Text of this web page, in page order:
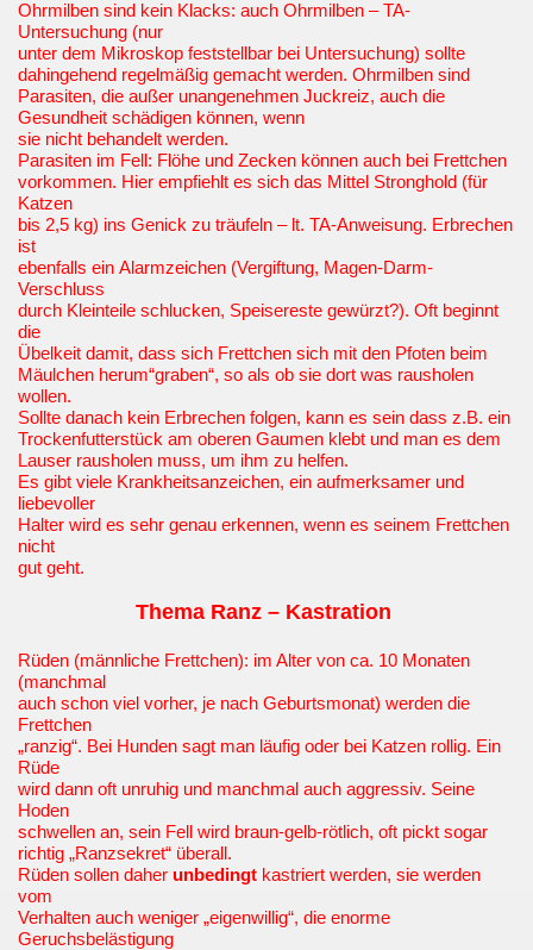
Ohrmilben sind kein Klacks: auch Ohrmilben – TA-
Untersuchung (nur
unter dem Mikroskop feststellbar bei Untersuchung) sollte
dahingehend regelmäßig gemacht werden. Ohrmilben sind
Parasiten, die außer unangenehmen Juckreiz, auch die
Gesundheit schädigen können, wenn
sie nicht behandelt werden.
Parasiten im Fell: Flöhe und Zecken können auch bei Frettchen
vorkommen. Hier empfiehlt es sich das Mittel Stronghold (für
Katzen
bis 2,5 kg) ins Genick zu träufeln – lt. TA-Anweisung. Erbrechen
ist
ebenfalls ein Alarmzeichen (Vergiftung, Magen-Darm-
Verschluss
durch Kleinteile schlucken, Speisereste gewürzt?). Oft beginnt
die
Übelkeit damit, dass sich Frettchen sich mit den Pfoten beim
Mäulchen herum“graben“, so als ob sie dort was rausholen
wollen.
Sollte danach kein Erbrechen folgen, kann es sein dass z.B. ein
Trockenfutterstück am oberen Gaumen klebt und man es dem
Lauser rausholen muss, um ihm zu helfen.
Es gibt viele Krankheitsanzeichen, ein aufmerksamer und
liebevoller
Halter wird es sehr genau erkennen, wenn es seinem Frettchen
nicht
gut geht.
Thema Ranz – Kastration
Rüden (männliche Frettchen): im Alter von ca. 10 Monaten
(manchmal
auch schon viel vorher, je nach Geburtsmonat) werden die
Frettchen
„ranzig“. Bei Hunden sagt man läufig oder bei Katzen rollig. Ein
Rüde
wird dann oft unruhig und manchmal auch aggressiv. Seine
Hoden
schwellen an, sein Fell wird braun-gelb-rötlich, oft pickt sogar
richtig „Ranzsekret“ überall.
Rüden sollen daher unbedingt kastriert werden, sie werden
vom
Verhalten auch weniger „eigenwillig“, die enorme
Geruchsbelästigung